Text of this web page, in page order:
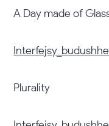
A Day made of
Plurality